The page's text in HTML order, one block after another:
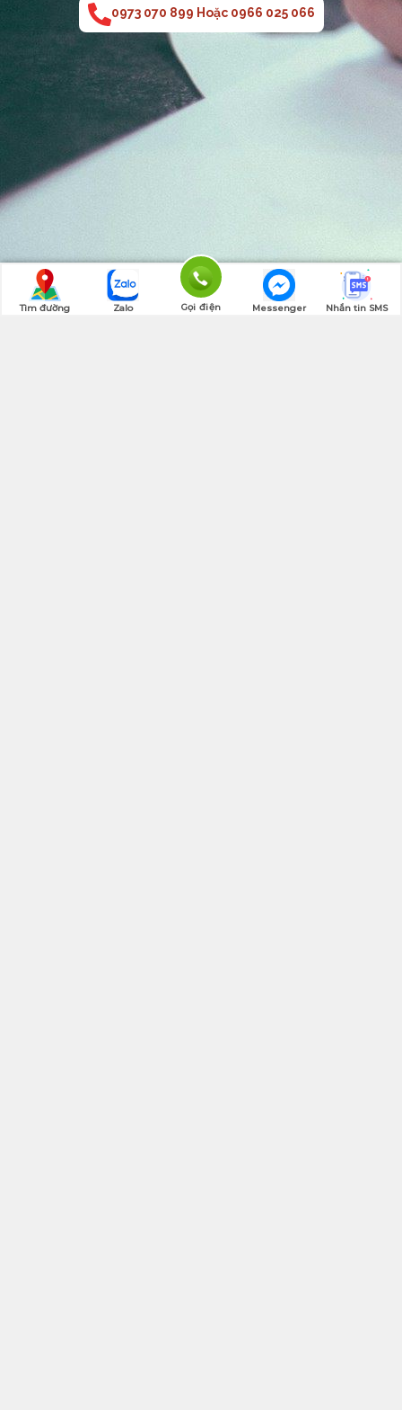
0973 070 899 Hoặc 0966 025 066
Tìm đường Zalo Gọi điện Messenger Nhắn tin SMS